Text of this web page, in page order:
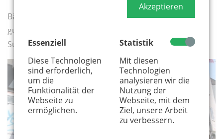
Akzeptieren
Essenziell
Diese Technologien
sind erforderlich,
um die
Funktionalität der
Webseite zu
ermöglichen.
Statistik
Mit diesen
Technologien
analysieren wir die
Nutzung der
Webseite, mit dem
Ziel, unsere Arbeit
zu verbessern.
Bäckerei Schragen – immer feinste Backwaren, immer
gute Laune hinter der Ladentheke.
Subbelrather Straße 277, 50825 Köln